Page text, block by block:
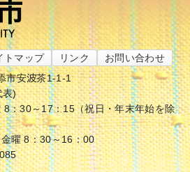
トマップ リンク
お問い合わせ
市安波茶1-1-1
表)
8：30～17：15（祝日・年末年始を除
曜 8：30～16：00